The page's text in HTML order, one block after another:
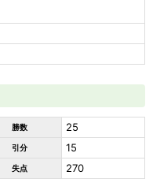
勝数 25
引分 15
失点 270